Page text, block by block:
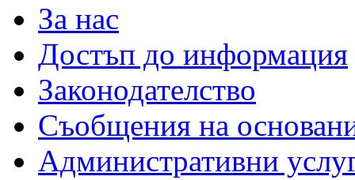
За нас
Достъп до информация
Законодателство
Съобщения на
Административни